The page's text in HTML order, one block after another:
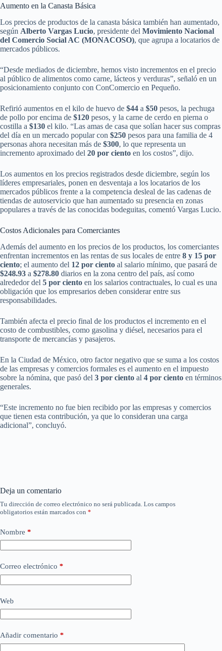
Aumento en la Canasta Básica
Los precios de productos de la canasta básica también han aumentado,
según Alberto Vargas Lucio, presidente del Movimiento Nacional
del Comercio Social AC (MONACOSO), que agrupa a locatarios de
mercados públicos.
“Desde mediados de diciembre, hemos visto incrementos en el precio
al público de alimentos como carne, lácteos y verduras”, señaló en un
posicionamiento conjunto con ConComercio en Pequeño.
Refirió aumentos en el kilo de huevo de $44 a $50 pesos, la pechuga
de pollo por encima de $120 pesos, y la carne de cerdo en pierna o
costilla a $130 el kilo. “Las amas de casa que solían hacer sus compras
del día en un mercado popular con $250 pesos para una familia de 4
personas ahora necesitan más de $300, lo que representa un
incremento aproximado del 20 por ciento en los costos”, dijo.
Los aumentos en los precios registrados desde diciembre, según los
líderes empresariales, ponen en desventaja a los locatarios de los
mercados públicos frente a la competencia desleal de las cadenas de
tiendas de autoservicio que han aumentado su presencia en zonas
populares a través de las conocidas bodeguitas, comentó Vargas Lucio.
Costos Adicionales para Comerciantes
Además del aumento en los precios de los productos, los comerciantes
enfrentan incrementos en las rentas de sus locales de entre 8 y 15 por
ciento; el aumento del 12 por ciento al salario mínimo, que pasará de
$248.93 a $278.80 diarios en la zona centro del país, así como
alrededor del 5 por ciento en los salarios contractuales, lo cual es una
obligación que los empresarios deben considerar entre sus
responsabilidades.
También afecta el precio final de los productos el incremento en el
costo de combustibles, como gasolina y diésel, necesarios para el
transporte de mercancías y pasajeros.
En la Ciudad de México, otro factor negativo que se suma a los costos
de las empresas y comercios formales es el aumento en el impuesto
sobre la nómina, que pasó del 3 por ciento al 4 por ciento en términos
generales.
“Este incremento no fue bien recibido por las empresas y comercios
que tienen esta contribución, ya que lo consideran una carga
adicional”, concluyó.
Deja un comentario
Tu dirección de correo electrónico no será publicada. Los campos
obligatorios están marcados con *
Nombre *
Correo electrónico *
Web
Añadir comentario *